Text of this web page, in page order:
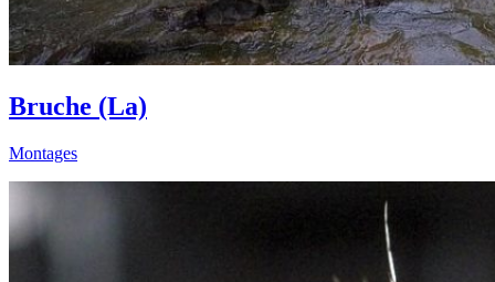
Bruche (La)
Montages